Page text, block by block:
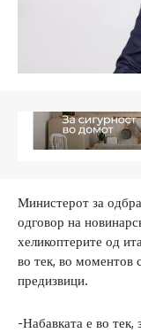
Министерот за
одговор на
хеликоптерите од
во тек, во моментов
предизвици.
-Набавката е во тек,